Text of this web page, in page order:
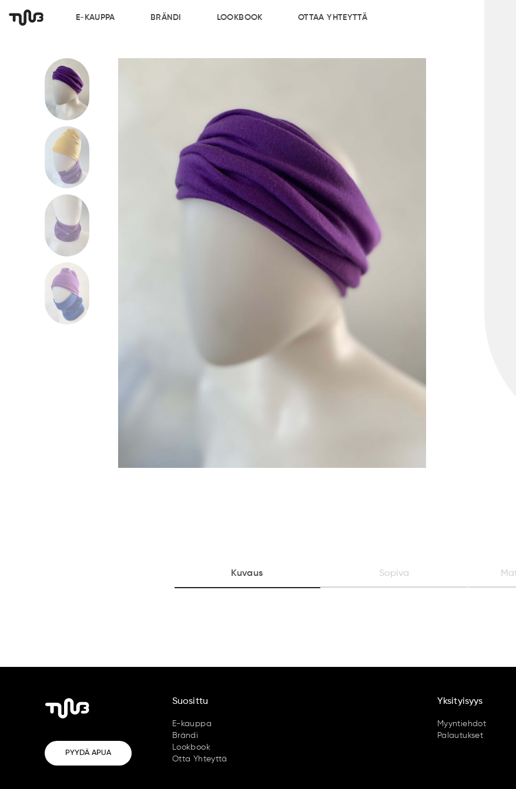
E-KAUPPA BRÄNDI LOOKBOOK OTTAA YHTEYTTÄ
Kuvaus Sopiva
PYYDÄ APUA
Suosittu
E-kauppa
Brändi
Lookbook
Otta Yhteyttä
Yksityisyys
Myyntiehdot
Palautukset